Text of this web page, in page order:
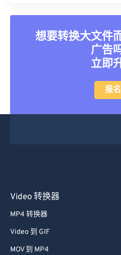
想要转换大文件
广告
立即
报名
Video 转换器
MP4 转换器
Video 到 GIF
MOV 到 MP4